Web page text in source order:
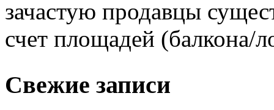
зачастую продавцы
счет площадей (балкона/
Свежие записи